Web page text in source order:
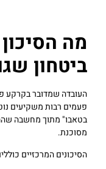
מה
ביטחון
העובדה שמדובר בקרקע
פעמים רבות משקיעים
בטאבו" מתוך מחשבה
מסוכנת.
הסיכונים המרכזיים